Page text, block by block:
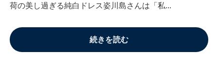
荷の美し過ぎる純白ドレス姿川島さんは「私...
続きを読む